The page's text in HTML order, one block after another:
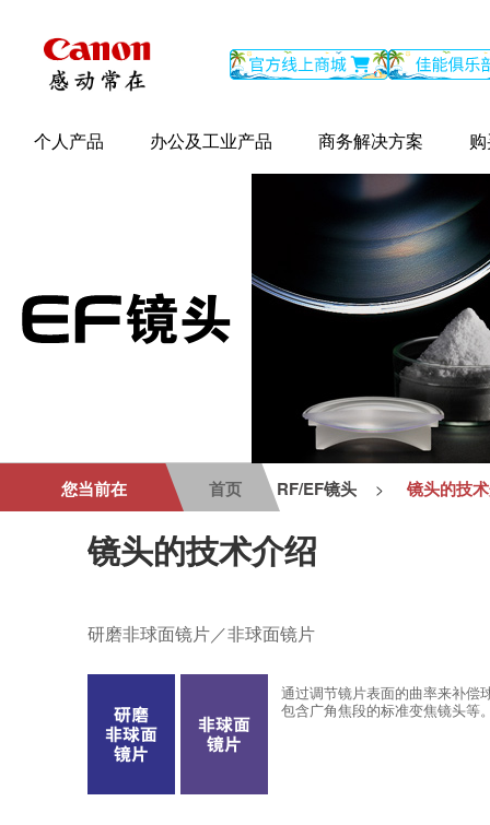
个人产品 办公及工业产品 商务解决方案
您当前在 首页 RF/EF镜头 > 镜头的技
镜头的技术介绍
研磨非球面镜片／非球面镜片
通过调节镜片表面的曲率来补偿
包含广角焦段的标准变焦镜头等